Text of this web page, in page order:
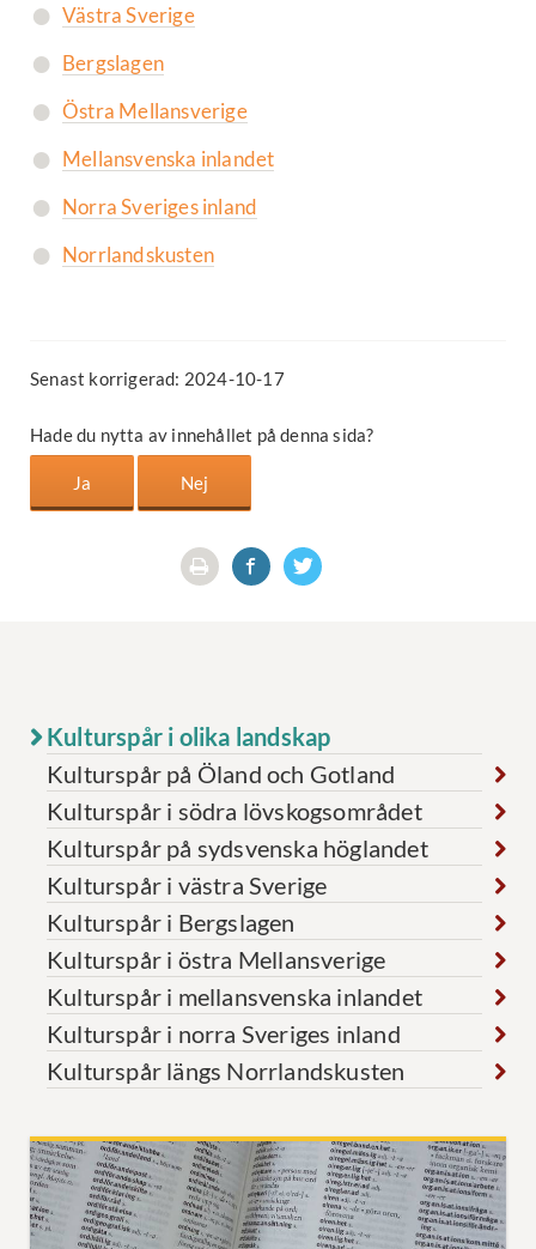
Västra Sverige
Bergslagen
Östra Mellansverige
Mellansvenska inlandet
Norra Sveriges inland
Norrlandskusten
Senast korrigerad: 2024-10-17
Hade du nytta av innehållet på denna sida?
Kulturspår i olika landskap
Kulturspår på Öland och Gotland
Kulturspår i södra lövskogsområdet
Kulturspår på sydsvenska höglandet
Kulturspår i västra Sverige
Kulturspår i Bergslagen
Kulturspår i östra Mellansverige
Kulturspår i mellansvenska inlandet
Kulturspår i norra Sveriges inland
Kulturspår längs Norrlandskusten